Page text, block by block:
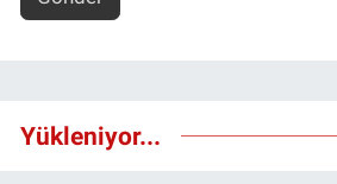
Yükleniyor...